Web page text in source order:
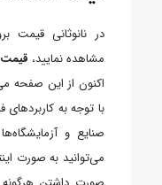
در نانوثانی قیمت
مشاهده نمایید،
اکنون از این صفحه
با توجه به کاربردهای
صنایع و
می‌توانید به صورت